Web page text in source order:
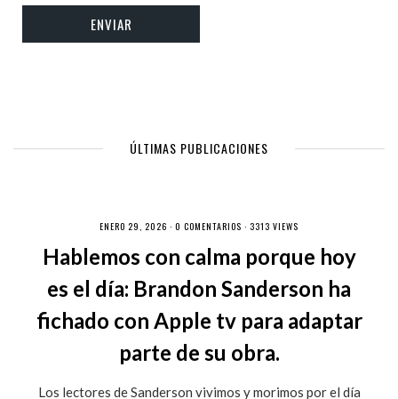
ÚLTIMAS PUBLICACIONES
ENERO 29, 2026 · 0 COMENTARIOS · 3313 VIEWS
Hablemos con calma porque hoy
es el día: Brandon Sanderson ha
fichado con Apple tv para adaptar
parte de su obra.
Los lectores de Sanderson vivimos y morimos por el día